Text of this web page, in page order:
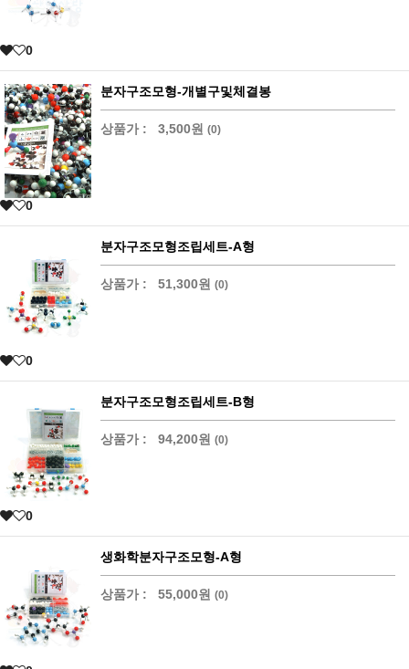
0
분자구조모형-개별구및체결봉
상품가 : 3,500원 (0)
0
분자구조모형조립세트-A형
상품가 : 51,300원 (0)
0
분자구조모형조립세트-B형
상품가 : 94,200원 (0)
0
생화학분자구조모형-A형
상품가 : 55,000원 (0)